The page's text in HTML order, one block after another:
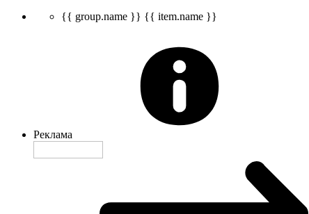
{{ group.name }} {{ item.name }}
Реклама